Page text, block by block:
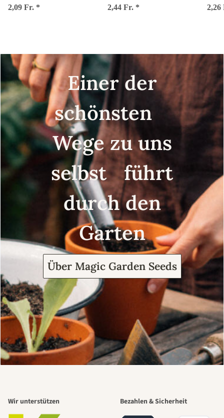
angustifolius) Samen
2,09 Fr. * 2,44 Fr. *
Einer der
schönsten
Wege zu uns
selbst führt
durch den
Garten
Über Magic Garden Seeds
Wir unterstützen Bezahlen & Sicherheit